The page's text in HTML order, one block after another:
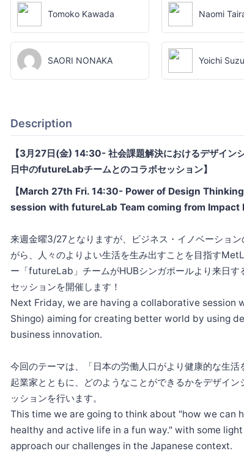
Tomoko Kawada Naomi
SAORI NONAKA Yoichi
Description
【3月27日(金) 14:30- 社会課題解決におけるデザイン
日中のfutureLabチームとのコラボセッション】
【March 27th Fri. 14:30- Power of Design
session with futureLab Team coming from Impact
来週金曜3/27となりますが、ビジネス・イノベーショ
がら、人々のよりよい生活を生み出すことを目指す
ー「futureLab」チームがHUBシンガポールより来日
セッションを開催します！
Next Friday, we are having a collaborative session
Shingo) aiming for creating better world by using
business innovation.
今回のテーマは、「日本の労働人口がより健康的な生
起業家とともに、どのようなことができるかをデザイ
ッションを行います。
This time we are going to think about "how we can
healthy and active life in a fun way." with some
approach our challenges in the Japanese context.